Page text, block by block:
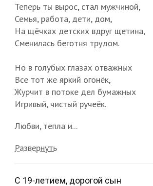
Теперь ты вырос, стал мужчиной,
Семья, работа, дети, дом,
На щёчках детских вдруг щетина,
Сменилась беготня трудом.
Но в голубых глазах отважных
Все тот же яркий огонёк,
Журчит в потоке дел бумажных
Игривый, чистый ручеёк.
Любви, тепла и...
Развернуть
С 19-летием, дорогой сын